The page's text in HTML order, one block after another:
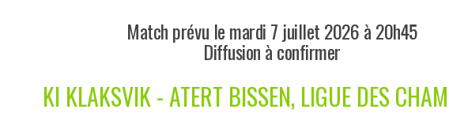
Match prévu le mardi 7 juillet 2026 à 20h45
Diffusion à confirmer
KI KLAKSVIK - ATERT BISSEN, LIGUE DES